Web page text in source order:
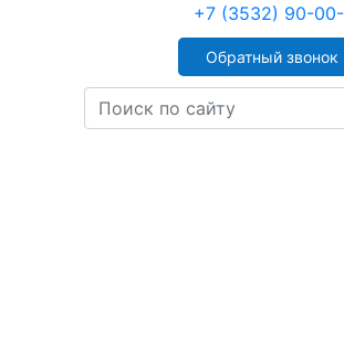
+7 (3532) 90-
Обратный звонок